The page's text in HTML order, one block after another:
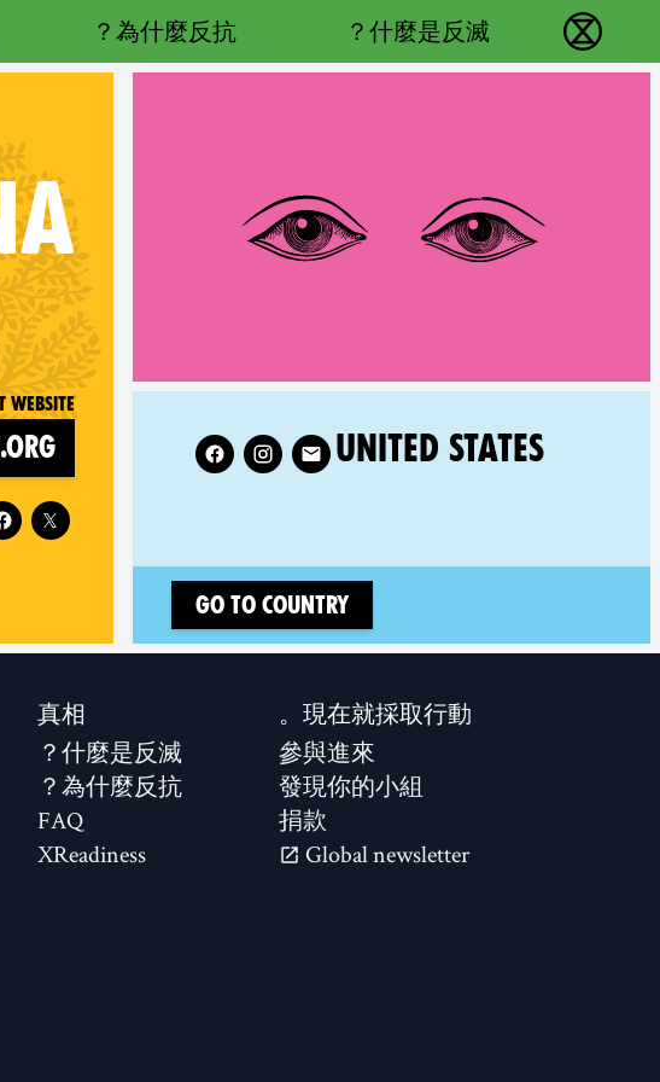
反抗滅絕 - Home
什麼是反滅？
為什麼反抗？
website
on
RELATED COUNTRY GROUP:
UNITED STATES
Follow XR United States on
Go to country
現在就採取行動。
參與進來
發現你的小組
捐款
Global newsletter
真相
什麼是反滅？
為什麼反抗？
FAQ
XReadiness